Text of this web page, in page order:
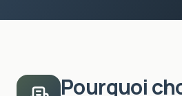
Pourquoi